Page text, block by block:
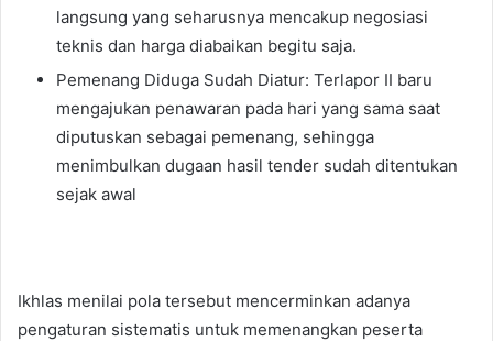
langsung yang seharusnya mencakup negosiasi
teknis dan harga diabaikan begitu saja.
Pemenang Diduga Sudah Diatur: Terlapor II baru
mengajukan penawaran pada hari yang sama saat
diputuskan sebagai pemenang, sehingga
menimbulkan dugaan hasil tender sudah ditentukan
sejak awal
Ikhlas menilai pola tersebut mencerminkan adanya
pengaturan sistematis untuk memenangkan peserta